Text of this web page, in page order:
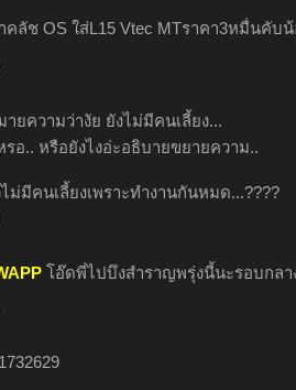
คลัช OS ใส่L15 Vtec MTราคา3หมื่นคับน้
ายความว่างัย ยังไม่มีคนเลี้ยง...
รอ.. หรือยังไงอ่ะอธิบายขยายความ..
ม่มีคนเลี้ยงเพราะทำงานกันหมด...????
โอ๊ดพี่ไปบึงสำราญพรุ่งนี้นะรอบกลา